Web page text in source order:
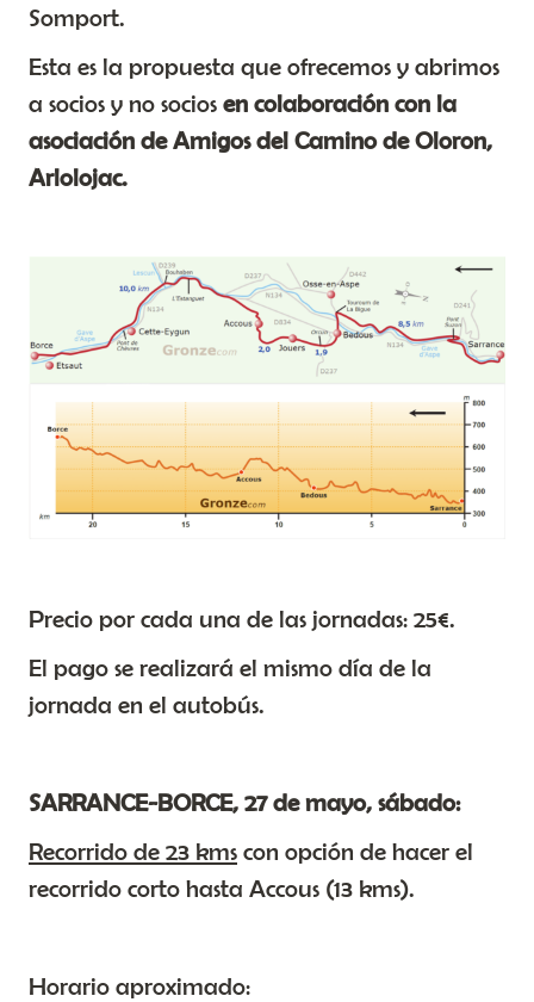
Somport.
Esta es la propuesta que ofrecemos y abrimos
a socios y no socios en colaboración con la
asociación de Amigos del Camino de Oloron,
Arlolojac.
Precio por cada una de las jornadas: 25€.
El pago se realizará el mismo día de la
jornada en el autobús.
SARRANCE-BORCE, 27 de mayo, sábado:
Recorrido de 23 kms con opción de hacer el
recorrido corto hasta Accous (13 kms).
Horario aproximado: